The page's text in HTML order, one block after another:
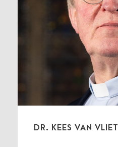
DR. KEES VAN VLIET